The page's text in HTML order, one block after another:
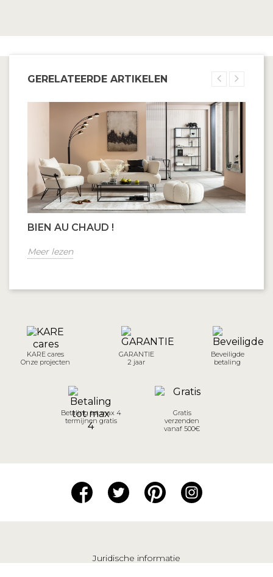
GERELATEERDE ARTIKELEN
BIEN AU CHAUD !
Meer lezen
KARE cares
Onze projecten
GARANTIE
2 jaar
Beveiligde
betaling
Betaling tot max 4
termijnen gratis
Gratis
verzenden
vanaf 500€
Juridische informatie